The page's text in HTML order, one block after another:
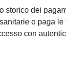
storico dei
o paga le
con